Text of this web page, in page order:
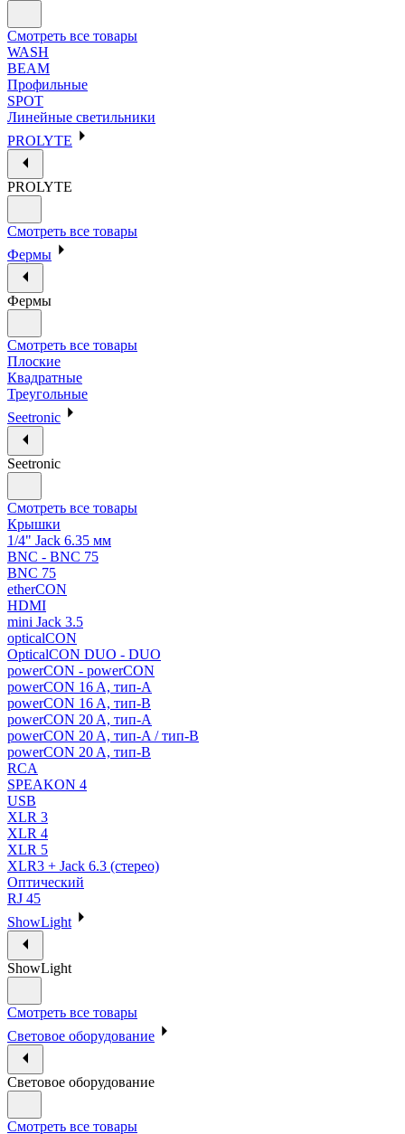
Смотреть все товары
WASH
BEAM
Профильные
SPOT
Линейные светильники
PROLYTE
PROLYTE
Смотреть все товары
Фермы
Фермы
Смотреть все товары
Плоские
Квадратные
Треугольные
Seetronic
Seetronic
Смотреть все товары
Крышки
1/4" Jack 6.35 мм
BNC - BNC 75
BNC 75
etherCON
HDMI
mini Jack 3.5
opticalCON
OpticalCON DUO - DUO
powerCON - powerCON
powerCON 16 A, тип-A
powerCON 16 A, тип-B
powerCON 20 A, тип-A
powerCON 20 A, тип-A / тип-В
powerCON 20 A, тип-B
RCA
SPEAKON 4
USB
XLR 3
XLR 4
XLR 5
XLR3 + Jack 6.3 (стерео)
Оптический
RJ 45
ShowLight
ShowLight
Смотреть все товары
Световое оборудование
Световое оборудование
Смотреть все товары